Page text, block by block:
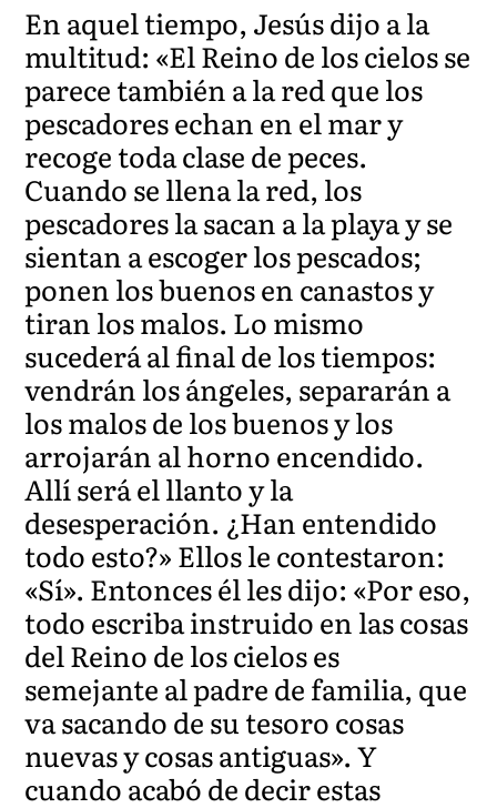
En aquel tiempo, Jesús dijo a la
multitud: «El Reino de los cielos se
parece también a la red que los
pescadores echan en el mar y
recoge toda clase de peces.
Cuando se llena la red, los
pescadores la sacan a la playa y se
sientan a escoger los pescados;
ponen los buenos en canastos y
tiran los malos. Lo mismo
sucederá al final de los tiempos:
vendrán los ángeles, separarán a
los malos de los buenos y los
arrojarán al horno encendido.
Allí será el llanto y la
desesperación. ¿Han entendido
todo esto?» Ellos le contestaron:
«Sí». Entonces él les dijo: «Por eso,
todo escriba instruido en las cosas
del Reino de los cielos es
semejante al padre de familia, que
va sacando de su tesoro cosas
nuevas y cosas antiguas». Y
cuando acabó de decir estas